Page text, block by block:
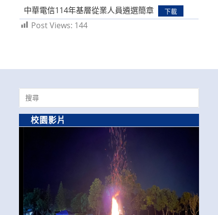
中華電信114年基層從業人員遴選簡章
下載
Post Views: 144
Search
for:
校園影片